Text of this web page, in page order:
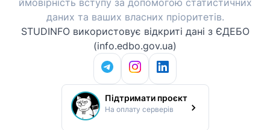
ймовірність вступу за допомогою статистичних
даних та ваших власних пріоритетів.
STUDINFO використовує відкриті дані з ЄДЕБО
(info.edbo.gov.ua)
Підтримати проєкт
На оплату серверів